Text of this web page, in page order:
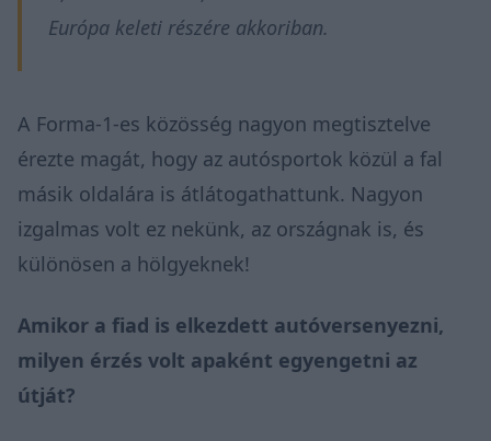
Európa keleti részére akkoriban.
A Forma-1-es közösség nagyon megtisztelve
érezte magát, hogy az autósportok közül a fal
másik oldalára is átlátogathattunk. Nagyon
izgalmas volt ez nekünk, az országnak is, és
különösen a hölgyeknek!
Amikor a fiad is elkezdett autóversenyezni,
milyen érzés volt apaként egyengetni az
útját?